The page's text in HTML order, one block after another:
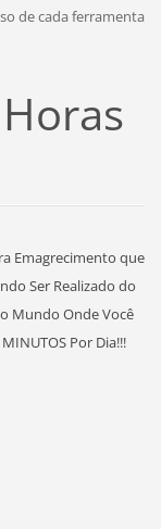
de cada ferramenta
Emagrecimento que
Ser Realizado do
Mundo Onde Você
Por Dia!!!